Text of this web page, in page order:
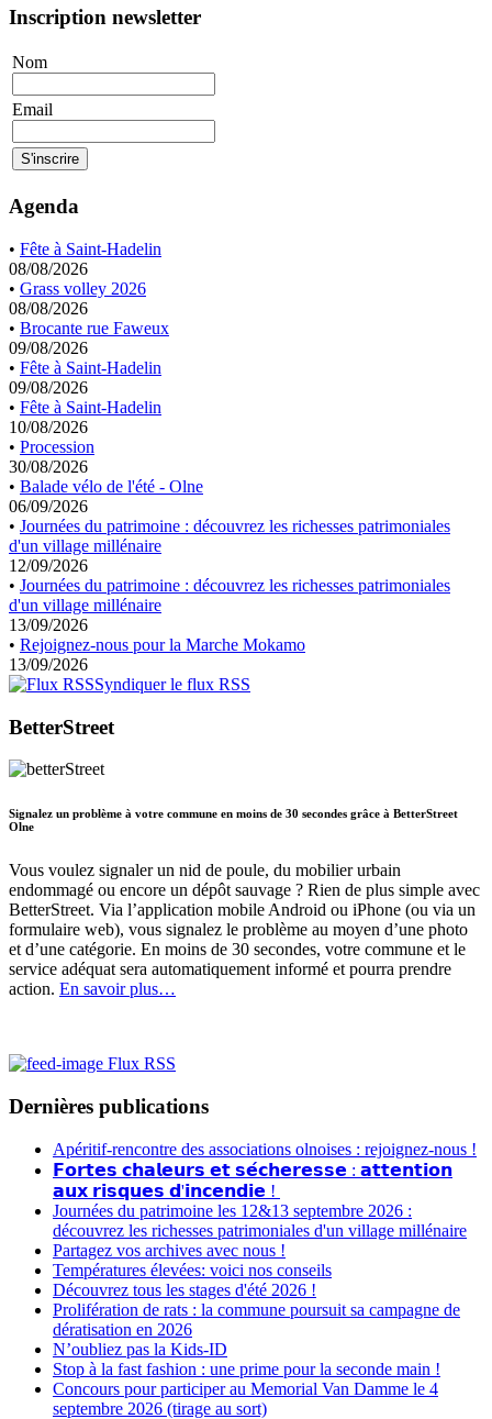
Inscription newsletter
Nom
Email
Agenda
• Fête à Saint-Hadelin
08/08/2026
• Grass volley 2026
08/08/2026
• Brocante rue Faweux
09/08/2026
• Fête à Saint-Hadelin
09/08/2026
• Fête à Saint-Hadelin
10/08/2026
• Procession
30/08/2026
• Balade vélo de l'été - Olne
06/09/2026
• Journées du patrimoine : découvrez les richesses patrimoniales
d'un village millénaire
12/09/2026
• Journées du patrimoine : découvrez les richesses patrimoniales
d'un village millénaire
13/09/2026
• Rejoignez-nous pour la Marche Mokamo
13/09/2026
Syndiquer le flux RSS
BetterStreet
Signalez un problème à votre commune en moins de 30 secondes grâce à BetterStreet
Olne
Vous voulez signaler un nid de poule, du mobilier urbain
endommagé ou encore un dépôt sauvage ? Rien de plus simple avec
BetterStreet. Via l’application mobile Android ou iPhone (ou via un
formulaire web), vous signalez le problème au moyen d’une photo
et d’une catégorie. En moins de 30 secondes, votre commune et le
service adéquat sera automatiquement informé et pourra prendre
action. En savoir plus…
Flux RSS
Dernières publications
Apéritif-rencontre des associations olnoises : rejoignez-nous !
𝗙𝗼𝗿𝘁𝗲𝘀 𝗰𝗵𝗮𝗹𝗲𝘂𝗿𝘀 𝗲𝘁 𝘀𝗲́𝗰𝗵𝗲𝗿𝗲𝘀𝘀𝗲 : 𝗮𝘁𝘁𝗲𝗻𝘁𝗶𝗼𝗻
𝗮𝘂𝘅 𝗿𝗶𝘀𝗾𝘂𝗲𝘀 𝗱'𝗶𝗻𝗰𝗲𝗻𝗱𝗶𝗲 !
Journées du patrimoine les 12&13 septembre 2026 :
découvrez les richesses patrimoniales d'un village millénaire
Partagez vos archives avec nous !
Températures élevées: voici nos conseils
Découvrez tous les stages d'été 2026 !
Prolifération de rats : la commune poursuit sa campagne de
dératisation en 2026
N’oubliez pas la Kids-ID
Stop à la fast fashion : une prime pour la seconde main !
Concours pour participer au Memorial Van Damme le 4
septembre 2026 (tirage au sort)